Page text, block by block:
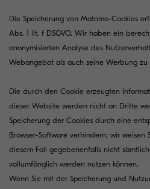
Die Speicherung von Matomo-Cookies
Abs. 1 lit. f DSGVO. Wir haben ein
anonymisierten Analyse des
Webangebot als auch seine Werbung zu
Die durch den Cookie erzeugten
dieser Website werden nicht an Dritte
Speicherung der Cookies durch eine
Browser-Software verhindern; wir
diesem Fall gegebenenfalls nicht
vollumfänglich werden nutzen können.
Wenn Sie mit der Speicherung und